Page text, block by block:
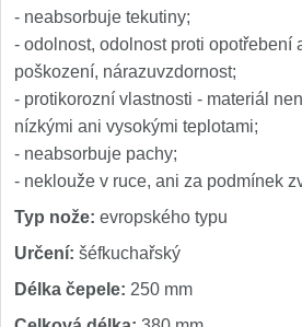
- neabsorbuje tekutiny;
- odolnost, odolnost proti opotřebení
poškození, nárazuvzdornost;
- protikorozní vlastnosti - materiál
nízkými ani vysokými teplotami;
- neabsorbuje pachy;
- neklouže v ruce, ani za podmínek
Typ nože: evropského typu
Určení: šéfkuchařský
Délka čepele: 250 mm